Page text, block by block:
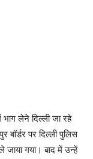
लेने दिल्ली जा रहे
बॉर्डर पर दिल्ली पुलिस
जाया गया। बाद में उन्हें